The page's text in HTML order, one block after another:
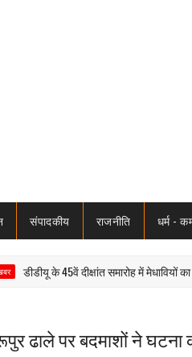
संपादकीय राजनीति धर्म -
के 45वें दीक्षांत समारोह में मेधावियों का सम्मान,
ढाले पर बदमाशों ने घटना